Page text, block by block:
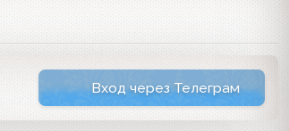
Вход через Телеграм